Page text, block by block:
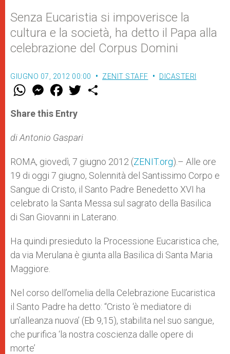
Senza Eucaristia si impoverisce la
cultura e la società, ha detto il Papa alla
celebrazione del Corpus Domini
GIUGNO 07, 2012 00:00 ZENIT STAFF DICASTERI
W
t
s
p
p
M
e
s
e
g
e
F
a
e
b
o
k
w
Share this Entry
di Antonio Gaspari
ROMA, giovedì, 7 giugno 2012 (ZENIT.org).– Alle ore
19 di oggi 7 giugno, Solennità del Santissimo Corpo e
Sangue di Cristo, il Santo Padre Benedetto XVI ha
celebrato la Santa Messa sul sagrato della Basilica
di San Giovanni in Laterano.
Ha quindi presieduto la Processione Eucaristica che,
da via Merulana è giunta alla Basilica di Santa Maria
Maggiore.
Nel corso dell’omelia della Celebrazione Eucaristica
il Santo Padre ha detto: “Cristo ‘è mediatore di
un’alleanza nuova’ (Eb 9,15), stabilita nel suo sangue,
che purifica ‘la nostra coscienza dalle opere di
morte’